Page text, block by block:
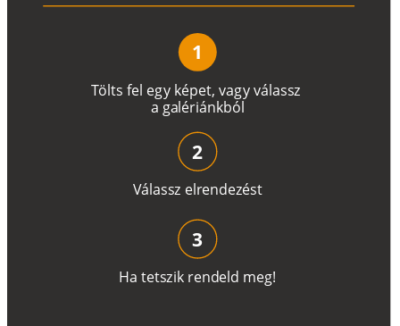
Tölts fel egy képet, vagyválassz
a galériánkból
1
Válassz elrendezést
2
Ha tetszik rendeld meg!
3